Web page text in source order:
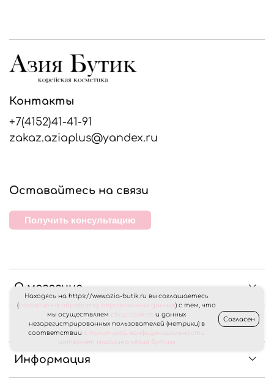
О магазине
Клиентам
Информация
Контакты
+7(4152)41-41-91
zakaz.aziaplus@yandex.ru
Оставайтесь на связи
Получить консультацию
Находясь на https://www.azia-butik.ru вы соглашаетесь
(согласие на обработку персональных данных) с тем, что
мы осуществляем сбор cookies и данных
незарегистрированных пользователей (метрики) в
соответствии с политикой конфиденциальности
интернет магазина «Азия Бутик»
Согласен